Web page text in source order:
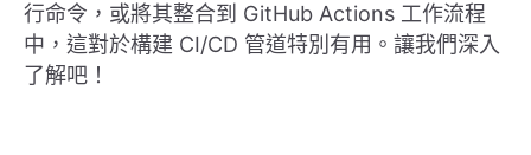
行命令，或將其整合到 GitHub Actions 工作流程
中，這對於構建 CI/CD 管道特別有用。讓我們深入
了解吧！